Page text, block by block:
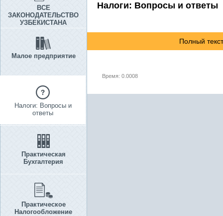
ВСЕ
ЗАКОНОДАТЕЛЬСТВО
УЗБЕКИСТАНА
Малое предприятие
Налоги: Вопросы и
ответы
Практическая
Бухгалтерия
Практическое
Налогообложение
Налоги: Вопросы и ответы
Полный
Время: 0.0008